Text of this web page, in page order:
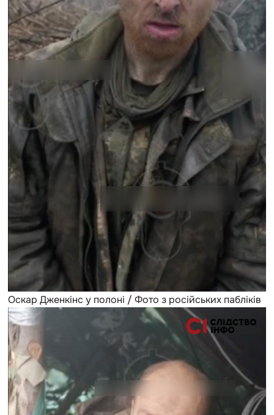
Оскар Дженкінс у полоні / Фото з російських пабліків